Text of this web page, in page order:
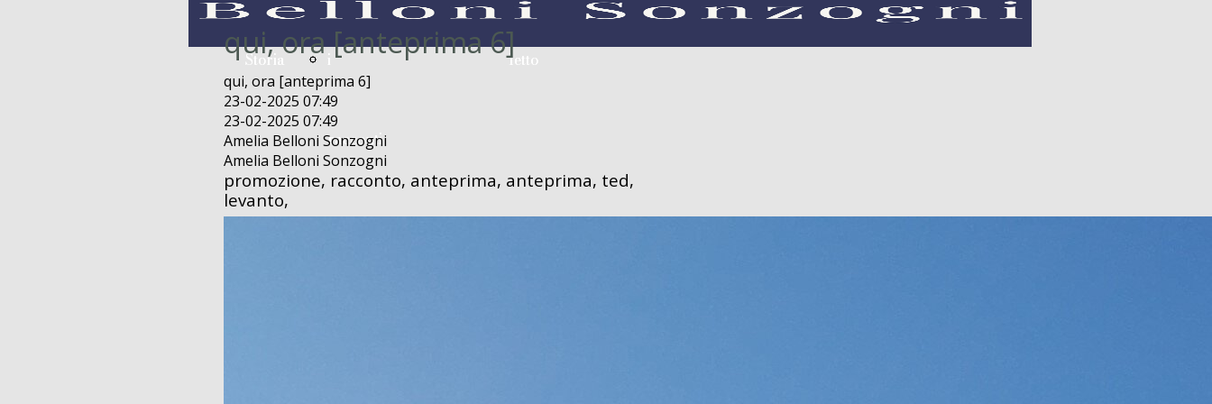
Storia i
racconti
letto
Storia i
racconti
letto
qui, ora [anteprima 6]
qui, ora [anteprima 6]
23-02-2025 07:49
23-02-2025 07:49
Amelia Belloni Sonzogni
Amelia Belloni Sonzogni
promozione, racconto, anteprima, anteprima, ted,
levanto,